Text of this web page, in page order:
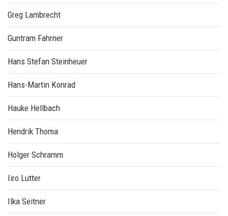
Greg Lambrecht
Guntram Fahrner
Hans Stefan Steinheuer
Hans-Martin Konrad
Hauke Hellbach
Hendrik Thoma
Holger Schramm
Iiro Lutter
Ilka Seitner